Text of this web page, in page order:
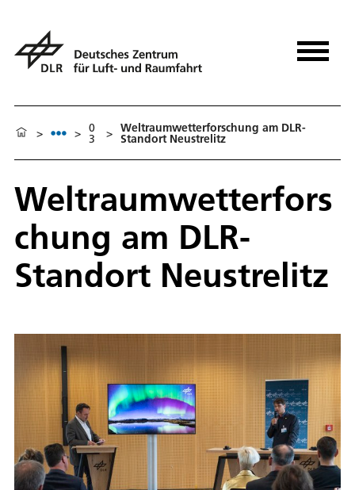
> > 0
3 > Weltraumwetterforschung am DLR-
Standort Neustrelitz
Weltraumwetterfors
chung am DLR-
Standort Neustrelitz